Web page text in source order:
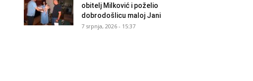
obitelj Milković i poželio
dobrodošlicu maloj Jani
7 srpnja, 2026 - 15:37